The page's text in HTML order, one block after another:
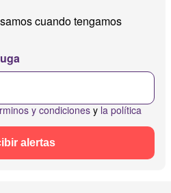
cuando tengamos
y condiciones y la política
alertas